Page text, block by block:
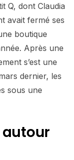
Q, dont Claudia
avait fermé ses
boutique
Après une
s’est une
dernier, les
sous une
autour